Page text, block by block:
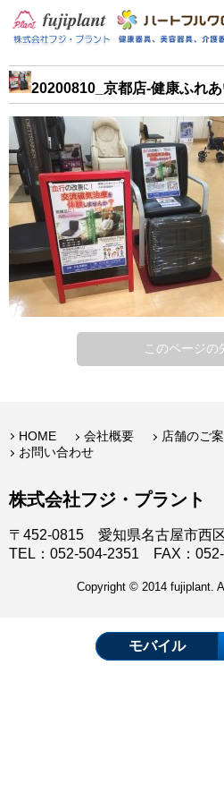
介護用
美容・そ
フィット
お問い合
20200810_京都店-健康ふれ
このページの
HOME 会社概要 店舗のご
お問い合わせ
株式会社フジ・プラント
〒452-0815 愛知県名古屋市西
TEL：052-504-2351 FAX：
Copyright © 2014 fujiplant.
モバイル